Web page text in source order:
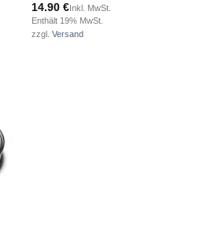
14.90 €Inkl. MwSt.
Enthält 19% MwSt.
zzgl. Versand